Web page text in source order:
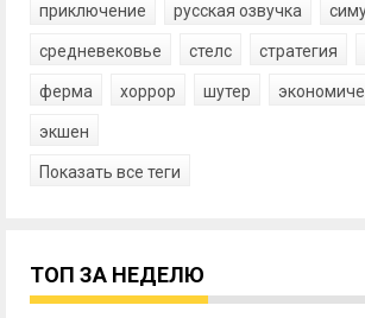
приключение русская озвучка
средневековье стелс стратегия
ферма хоррор шутер
экшен
Показать все теги
ТОП ЗА НЕДЕЛЮ